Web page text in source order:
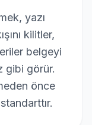
yazı
kilitler,
belgeyi
gibi görür.
önce